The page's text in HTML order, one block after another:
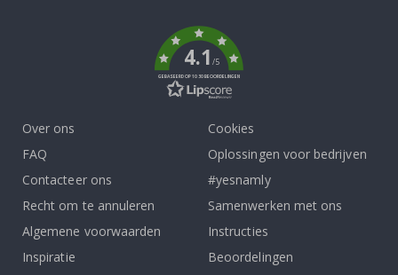
4.1/5
GEBASEERD OP 1030 BEOORDELINGEN
Over ons
FAQ
Contacteer ons
Recht om te annuleren
Algemene voorwaarden
Inspiratie
Cookies
Oplossingen voor bedrijven
#yesnamly
Samenwerken met ons
Instructies
Beoordelingen